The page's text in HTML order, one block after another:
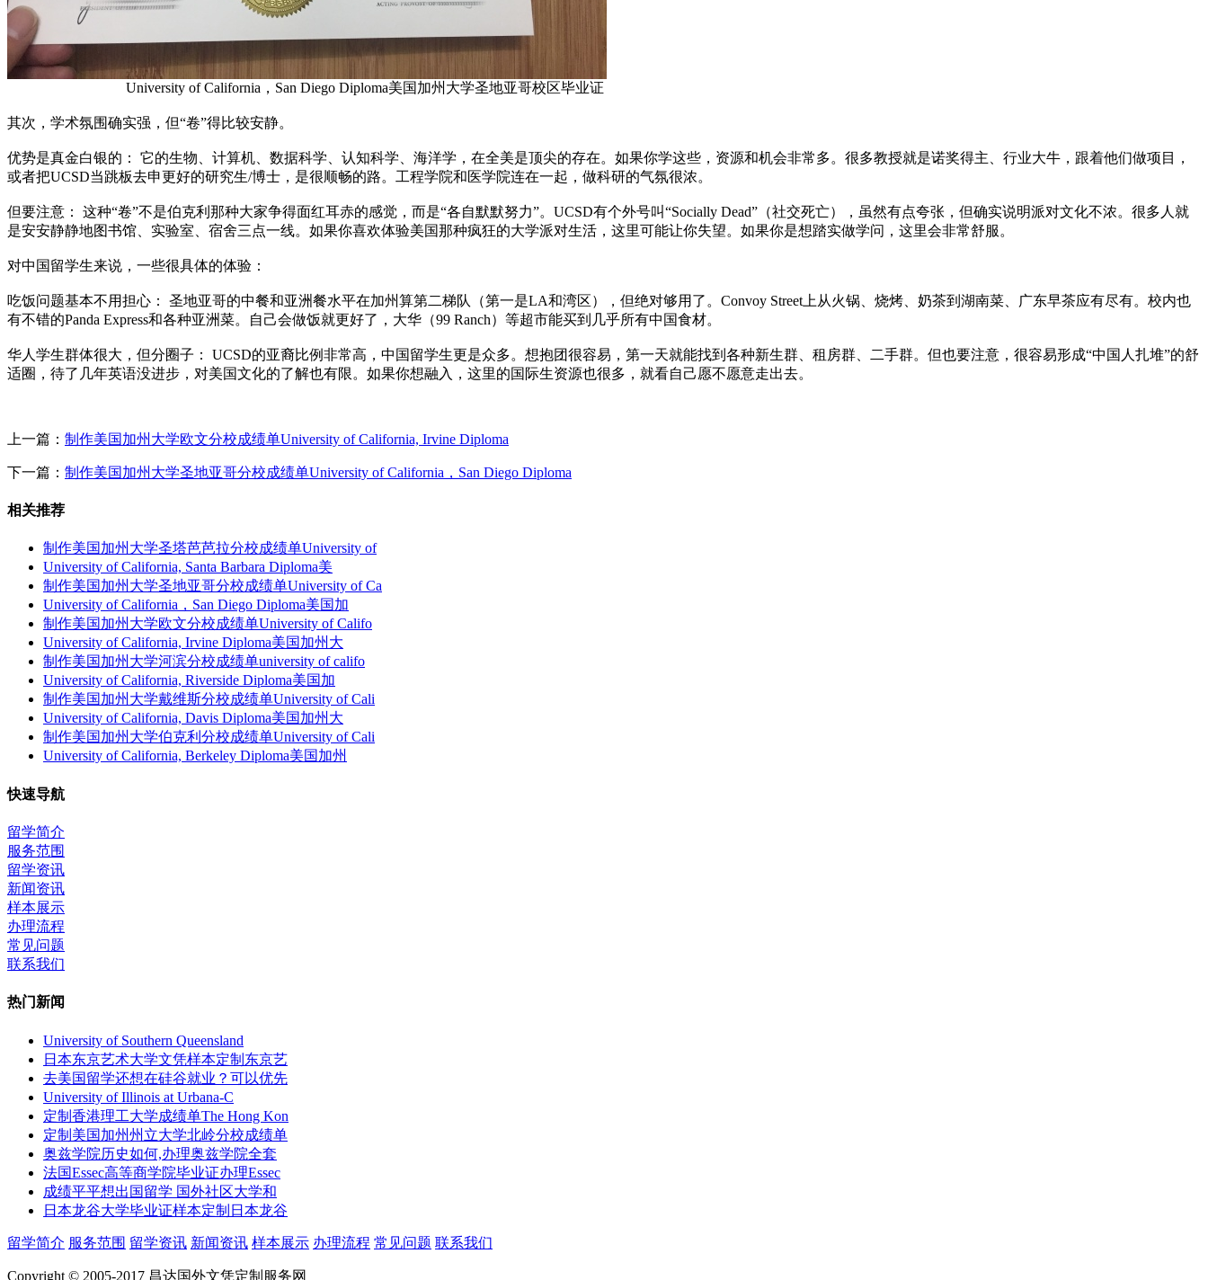
University of California，San Diego Diploma美国加州大学圣地亚哥校区毕业证
其次，学术氛围确实强，但“卷”得比较安静。
优势是真金白银的： 它的生物、计算机、数据科学、认知科学、海洋学，在全美是顶尖的存在。如果你学这些，资源和机会非常多。很多教授就是诺奖得主、行业大牛，跟着他们做项目，
或者把UCSD当跳板去申更好的研究生/博士，是很顺畅的路。工程学院和医学院连在一起，做科研的气氛很浓。
但要注意： 这种“卷”不是伯克利那种大家争得面红耳赤的感觉，而是“各自默默努力”。UCSD有个外号叫“Socially Dead”（社交死亡），虽然有点夸张，但确实说明派对文化不浓。很多人就
是安安静静地图书馆、实验室、宿舍三点一线。如果你喜欢体验美国那种疯狂的大学派对生活，这里可能让你失望。如果你是想踏实做学问，这里会非常舒服。
对中国留学生来说，一些很具体的体验：
吃饭问题基本不用担心： 圣地亚哥的中餐和亚洲餐水平在加州算第二梯队（第一是LA和湾区），但绝对够用了。Convoy Street上从火锅、烧烤、奶茶到湖南菜、广东早茶应有尽有。校内也
有不错的Panda Express和各种亚洲菜。自己会做饭就更好了，大华（99 Ranch）等超市能买到几乎所有中国食材。
华人学生群体很大，但分圈子： UCSD的亚裔比例非常高，中国留学生更是众多。想抱团很容易，第一天就能找到各种新生群、租房群、二手群。但也要注意，很容易形成“中国人扎堆”的舒
适圈，待了几年英语没进步，对美国文化的了解也有限。如果你想融入，这里的国际生资源也很多，就看自己愿不愿意走出去。
上一篇： 制作美国加州大学欧文分校成绩单University of California, Irvine Diploma
下一篇： 制作美国加州大学圣地亚哥分校成绩单University of California，San Diego Diploma
相关推荐
制作美国加州大学圣塔芭芭拉分校成绩单University of
University of California, Santa Barbara Diploma美
制作美国加州大学圣地亚哥分校成绩单University of Ca
University of California，San Diego Diploma美国加
制作美国加州大学欧文分校成绩单University of Califo
University of California, Irvine Diploma美国加州大
制作美国加州大学河滨分校成绩单university of califo
University of California, Riverside Diploma美国加
制作美国加州大学戴维斯分校成绩单University of Cali
University of California, Davis Diploma美国加州大
制作美国加州大学伯克利分校成绩单University of Cali
University of California, Berkeley Diploma美国加州
快速导航
留学简介
服务范围
留学资讯
新闻资讯
样本展示
办理流程
常见问题
联系我们
热门新闻
University of Southern Queensland
日本东京艺术大学文凭样本定制东京艺
去美国留学还想在硅谷就业？可以优先
University of Illinois at Urbana-C
定制香港理工大学成绩单The Hong Kon
定制美国加州州立大学北岭分校成绩单
奥兹学院历史如何,办理奥兹学院全套
法国Essec高等商学院毕业证办理Essec
成绩平平想出国留学 国外社区大学和
日本龙谷大学毕业证样本定制日本龙谷
留学简介 服务范围 留学资讯 新闻资讯 样本展示 办理流程 常见问题 联系我们
Copyright © 2005-2017 昌达国外文凭定制服务网